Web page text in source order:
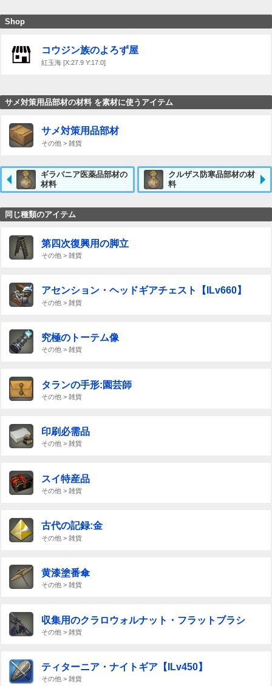
Shop
コウジン族のよろず屋
紅玉海 [X:27.9 Y:17.0]
サメ対策用品部材の材料 を素材に使うアイテム
サメ対策用品部材
その他 > 雑貨
ギラバニア医薬品部材の
材料
クルザス防寒品部材の材
料
同じ種類のアイテム
第四次復興用の脚立
その他 > 雑貨
アセンション・ヘッドギアチェスト【ILv660】
その他 > 雑貨
究極のトーテム像
その他 > 雑貨
タランの手形:園芸師
その他 > 雑貨
印刷必需品
その他 > 雑貨
スイ特産品
その他 > 雑貨
古代の記録:金
その他 > 雑貨
黄漆塗番傘
その他 > 雑貨
収集用のクラロウォルナット・フラットブラシ
その他 > 雑貨
ティターニア・ナイトギア【ILv450】
その他 > 雑貨